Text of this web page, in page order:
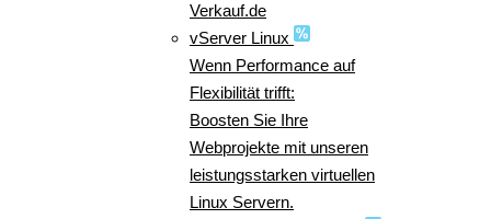
Verkauf.de
vServer Linux
Wenn Performance auf
Flexibilität trifft:
Boosten Sie Ihre
Webprojekte mit unseren
leistungsstarken virtuellen
Linux Servern.